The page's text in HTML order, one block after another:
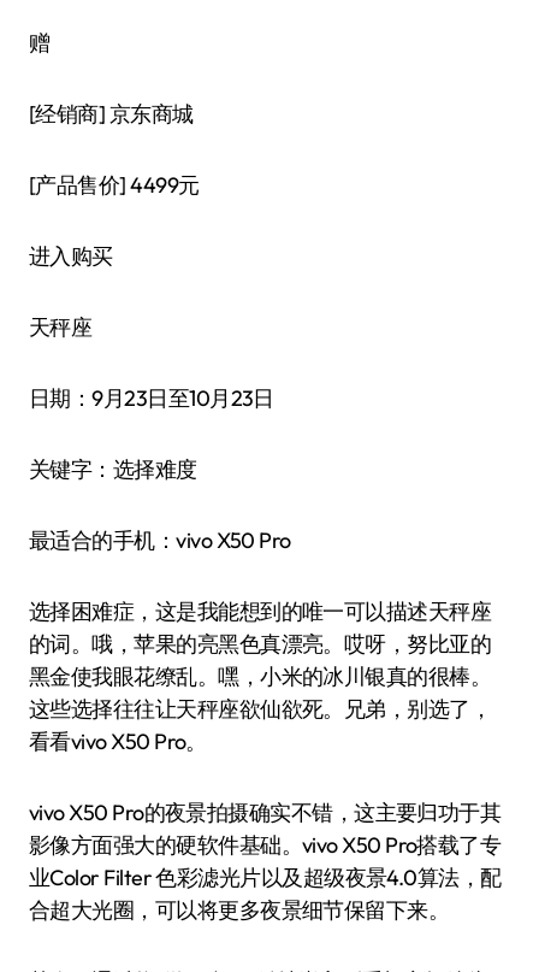
赠
[经销商]京东商城
[产品售价]4499元
进入购买
天秤座
日期：9月23日至10月23日
关键字：选择难度
最适合的手机：vivo X50 Pro
选择困难症，这是我能想到的唯一可以描述天秤座
的词。哦，苹果的亮黑色真漂亮。哎呀，努比亚的
黑金使我眼花缭乱。嘿，小米的冰川银真的很棒。
这些选择往往让天秤座欲仙欲死。兄弟，别选了，
看看vivo X50 Pro。
vivo X50 Pro的夜景拍摄确实不错，这主要归功于其
影像方面强大的硬软件基础。vivo X50 Pro搭载了专
业Color Filter 色彩滤光片以及超级夜景4.0算法，配
合超大光圈，可以将更多夜景细节保留下来。